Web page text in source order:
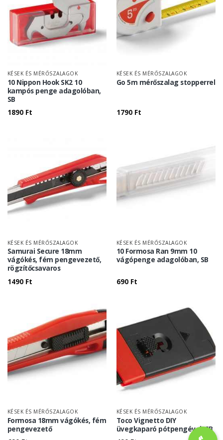
KÉSEK ÉS MÉRŐSZALAGOK
10 Nippon Hook SK2 10
kampós penge adagolóban,
SB
1890 Ft
KÉSEK ÉS MÉRŐSZALAGOK
Go 5m mérőszalag stopperrel
1790 Ft
KÉSEK ÉS MÉRŐSZALAGOK
Samurai Secure 18mm
vágókés, fém pengevezető,
rögzítőcsavaros
1490 Ft
KÉSEK ÉS MÉRŐSZALAGOK
10 Formosa Ran 9mm 10
vágópenge adagolóban, SB
690 Ft
KÉSEK ÉS MÉRŐSZALAGOK
Formosa 18mm vágókés, fém
pengevezető
KÉSEK ÉS MÉRŐSZALAGOK
Toco Vignetto DIY
üvegkaparó pótpengével, SB